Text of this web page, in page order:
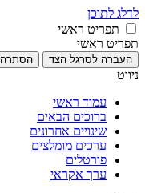
לדלג לתוכן
תפריט ראשי
תפריט ראשי
העברה לסרגל הצד הסתרה
ניווט
עמוד ראשי
ברוכים הבאים
שינויים אחרונים
ערכים מומלצים
פורטלים
ערך אקראי